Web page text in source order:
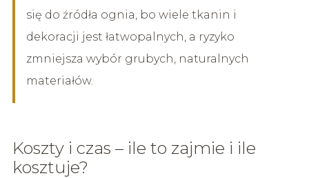
się do źródła ognia, bo wiele tkanin i
dekoracji jest łatwopalnych, a ryzyko
zmniejsza wybór grubych, naturalnych
materiałów.
Koszty i czas – ile to zajmie i ile
kosztuje?